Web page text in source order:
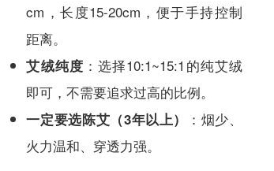
cm，长度15-20cm，便于手持控制
距离。
艾绒纯度 ：选择10:1~15:1的纯艾绒
即可，不需要追求过高的比例。
一定要选陈艾（3年以上）
：烟少、
火力温和、穿透力强。